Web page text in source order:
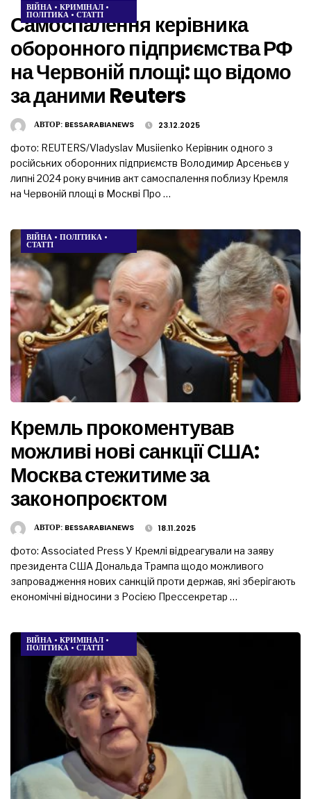
ВІЙНА • КРИМІНАЛ •
ПОЛІТИКА • СТАТТІ
Самоспалення керівника
оборонного підприємства РФ
на Червоній площі: що відомо
за даними Reuters
АВТОР: BESSARABIANEWS 23.12.2025
фото: REUTERS/Vladyslav Musiienko Керівник одного з
російських оборонних підприємств Володимир Арсеньєв у
липні 2024 року вчинив акт самоспалення поблизу Кремля
на Червоній площі в Москві Про …
ВІЙНА • ПОЛІТИКА •
СТАТТІ
Кремль прокоментував
можливі нові санкції США:
Москва стежитиме за
законопроєктом
АВТОР: BESSARABIANEWS 18.11.2025
фото: Associated Press У Кремлі відреагували на заяву
президента США Дональда Трампа щодо можливого
запровадження нових санкцій проти держав, які зберігають
економічні відносини з Росією Прессекретар …
ВІЙНА • КРИМІНАЛ •
ПОЛІТИКА • СТАТТІ